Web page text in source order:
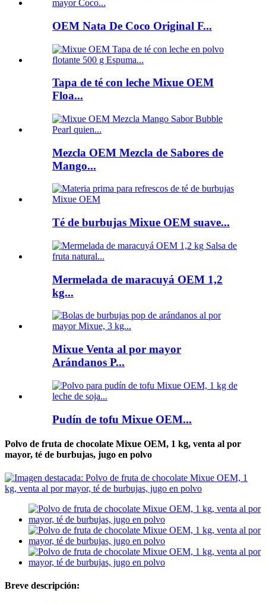
OEM Nata De Coco Original F...
Tapa de té con leche Mixue OEM
Floa...
Mezcla OEM Mezcla de Sabores de
Mango...
Té de burbujas Mixue OEM suave...
Mermelada de maracuyá OEM 1,2
kg...
Mixue Venta al por mayor
Arándanos P...
Pudín de tofu Mixue OEM...
Polvo de fruta de chocolate Mixue OEM, 1 kg, venta al por
mayor, té de burbujas, jugo en polvo
Breve descripción: